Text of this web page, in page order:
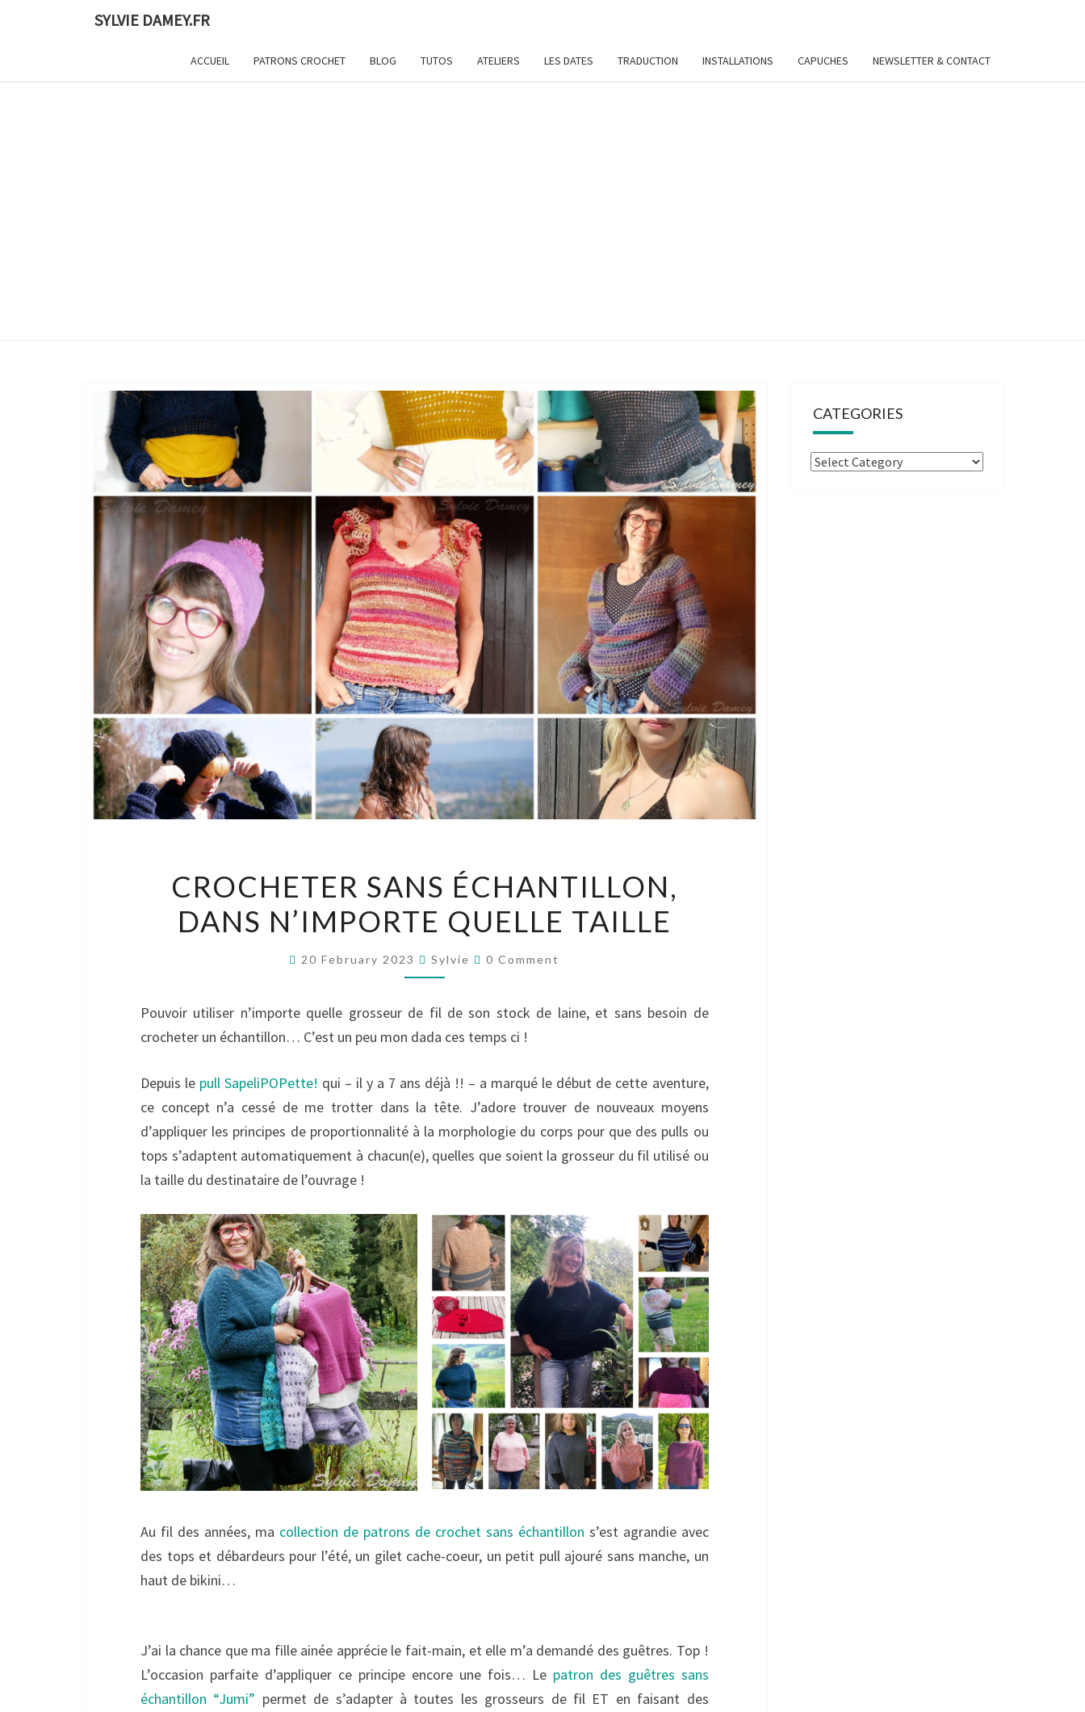
SYLVIE DAMEY.FR
ACCUEIL PATRONS CROCHET BLOG TUTOS ATELIERS LES DATES TRADUCTION INSTALLATIONS CAPUCHES NEWSLETTER & CONTACT
SANS
ÉCHANTILLON,
DANS
N’IMPORTE
TAILLE
CROCHETER SANS ÉCHANTILLON,
DANS N’IMPORTE QUELLE TAILLE
20 February 2023 Sylvie Comments
0 Comment
Pouvoir utiliser n’importe quelle grosseur de fil de son stock de laine, et sans besoin de
crocheter un échantillon… C’est un peu mon dada ces temps ci !
Depuis le pull SapeliPOPette! qui – il y a 7 ans déjà !! – a marqué le début de cette aventure,
ce concept n’a cessé de me trotter dans la tête. J’adore trouver de nouveaux moyens
d’appliquer les principes de proportionnalité à la morphologie du corps pour que des pulls ou
tops s’adaptent automatiquement à chacun(e), quelles que soient la grosseur du fil utilisé ou
la taille du destinataire de l’ouvrage !
Au fil des années, ma collection de patrons de crochet sans échantillon s’est agrandie avec
des tops et débardeurs pour l’été, un gilet cache-coeur, un petit pull ajouré sans manche, un
haut de bikini…
J’ai la chance que ma fille ainée apprécie le fait-main, et elle m’a demandé des guêtres. Top !
L’occasion parfaite d’appliquer ce principe encore une fois… Le patron des guêtres sans
échantillon “Jumi” permet de s’adapter à toutes les grosseurs de fil ET en faisant des
CATEGORIES
Categories